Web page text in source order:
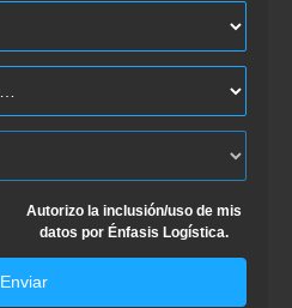
Autorizo la inclusión/uso de mis
datos por Énfasis Logística.
Enviar